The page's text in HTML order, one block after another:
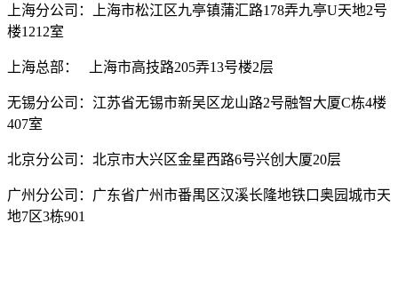
上海分公司：上海市松江区九亭镇蒲汇路178弄九亭U天地2号
楼1212室
上海总部： 上海市高技路205弄13号楼2层
无锡分公司：江苏省无锡市新吴区龙山路2号融智大厦C栋4楼
407室
北京分公司：北京市大兴区金星西路6号兴创大厦20层
广州分公司：广东省广州市番禺区汉溪长隆地铁口奥园城市天
地7区3栋901